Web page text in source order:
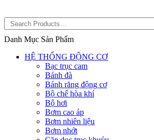
Danh Mục Sản Phẩm
HỆ THỐNG ĐỘNG CƠ
Bạc trục cam
Bánh đà
Bánh răng động cơ
Bộ chế hòa khí
Bộ hơi
Bơm cao áp
Bơm nhiên liệu
Bơm nhớt